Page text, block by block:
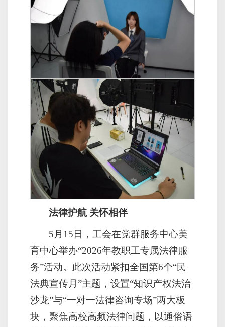
法律护航 关怀相伴
5月15日，工会在党群服务中心美
育中心举办“2026年教职工专属法律服
务”活动。此次活动紧扣全国第6个“民
法典宣传月”主题，设置“知识产权法治
沙龙”与“一对一法律咨询专场”两大板
块，聚焦高校高频法律问题，以通俗语